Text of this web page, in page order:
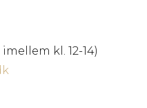
imellem kl. 12-14)